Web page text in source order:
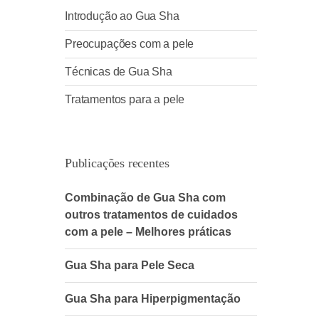
Introdução ao Gua Sha
Preocupações com a pele
Técnicas de Gua Sha
Tratamentos para a pele
Publicações recentes
Combinação de Gua Sha com
outros tratamentos de cuidados
com a pele – Melhores práticas
Gua Sha para Pele Seca
Gua Sha para Hiperpigmentação